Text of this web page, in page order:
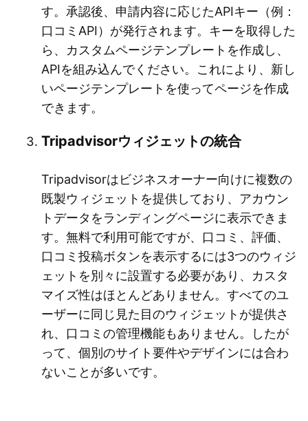
す。承認後、申請内容に応じたAPIキー（例：
口コミAPI）が発行されます。キーを取得した
ら、カスタムページテンプレートを作成し、
APIを組み込んでください。これにより、新し
いページテンプレートを使ってページを作成
できます。
Tripadvisorウィジェットの統合
Tripadvisorはビジネスオーナー向けに複数の
既製ウィジェットを提供しており、アカウン
トデータをランディングページに表示できま
す。無料で利用可能ですが、口コミ、評価、
口コミ投稿ボタンを表示するには3つのウィジ
ェットを別々に設置する必要があり、カスタ
マイズ性はほとんどありません。すべてのユ
ーザーに同じ見た目のウィジェットが提供さ
れ、口コミの管理機能もありません。したが
って、個別のサイト要件やデザインには合わ
ないことが多いです。